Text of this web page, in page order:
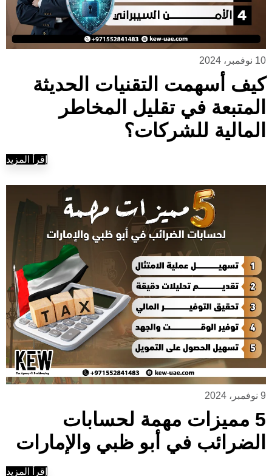
10 نوفمبر، 2024
كيف أسهمت التقنيات الحديثة
المتبعة في تقليل المخاطر
المالية للشركات؟
إقرأ المزيد
9 نوفمبر، 2024
5 مميزات مهمة لحسابات
الضرائب في أبو ظبي والإمارات
إقرأ المزيد